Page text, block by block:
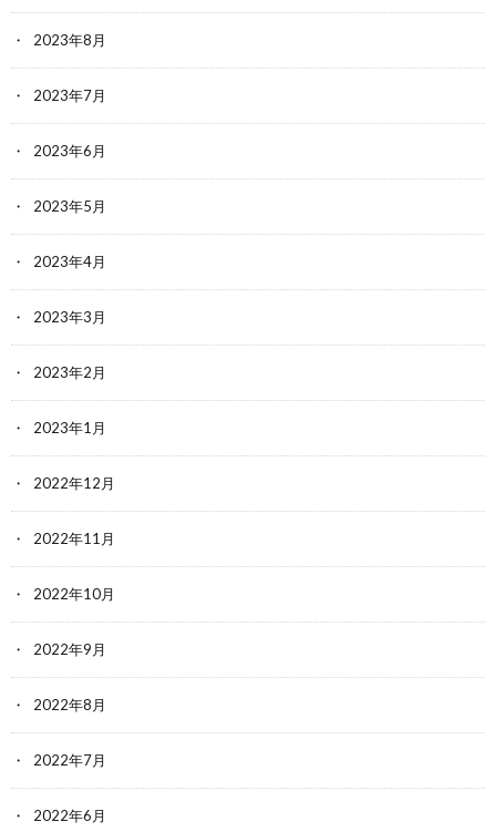
2023年8月
2023年7月
2023年6月
2023年5月
2023年4月
2023年3月
2023年2月
2023年1月
2022年12月
2022年11月
2022年10月
2022年9月
2022年8月
2022年7月
2022年6月